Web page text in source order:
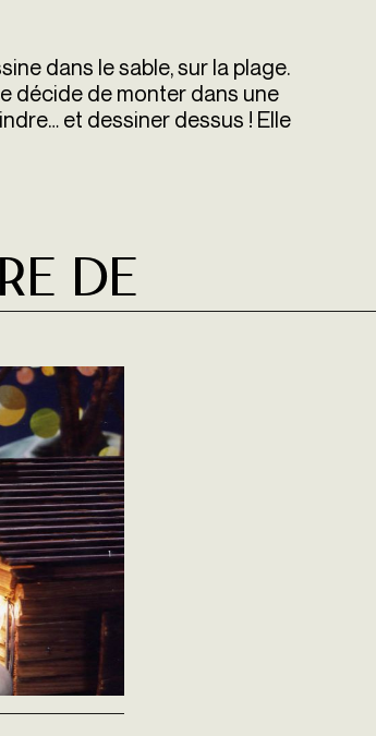
dans le sable, sur la plage.
décide de monter dans une
et dessiner dessus ! Elle
de